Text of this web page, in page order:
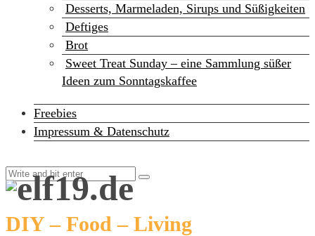
Desserts, Marmeladen, Sirups und Süßigkeiten
Deftiges
Brot
Sweet Treat Sunday – eine Sammlung süßer
Ideen zum Sonntagskaffee
Freebies
Impressum & Datenschutz
DIY – Food – Living